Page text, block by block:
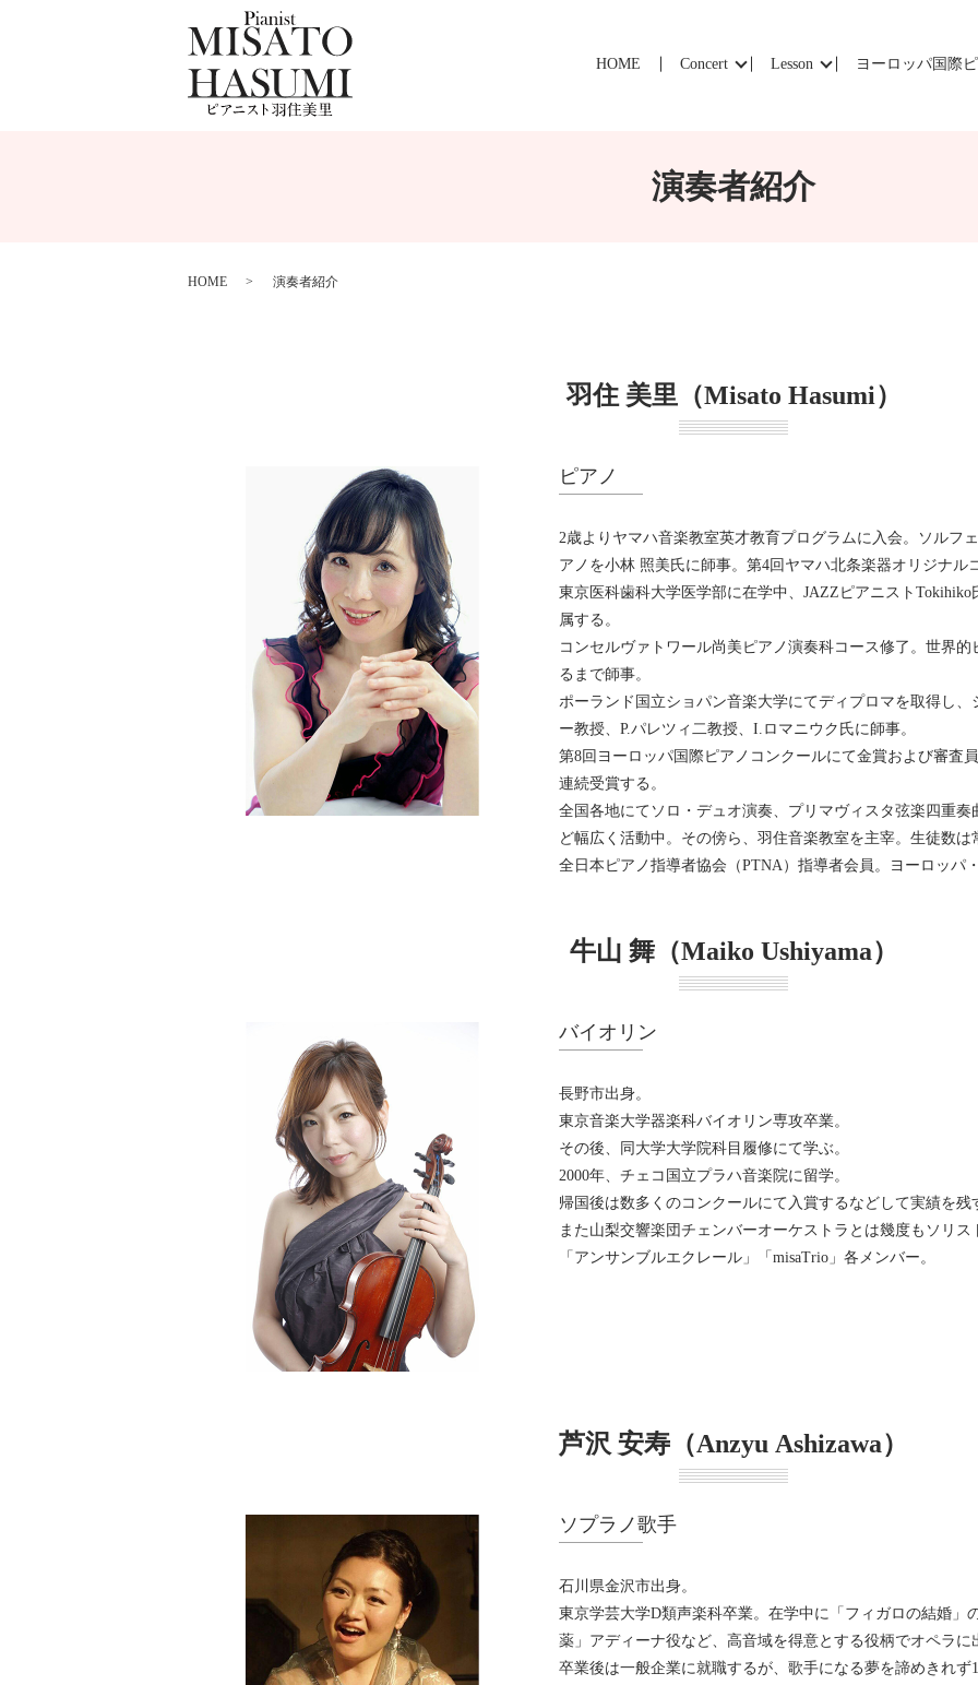
HOME Concert Lesson ヨーロッパ国際
演奏者紹介
HOME 演奏者紹介
羽住 美里（Misato Hasumi）
ピアノ
2歳よりヤマハ音楽教室英才教育プログラムに入会。ソルフ
アノを小林 照美氏に師事。第4回ヤマハ北条楽器オリジナル
東京医科歯科大学医学部に在学中、JAZZピアニストTokihiko
属する。
コンセルヴァトワール尚美ピアノ演奏科コース修了。世界
るまで師事。
ポーランド国立ショパン音楽大学にてディプロマを取得し
ー教授、P.パレツィ二教授、I.ロマニウク氏に師事。
第8回ヨーロッパ国際ピアノコンクールにて金賞および審査
連続受賞する。
全国各地にてソロ・デュオ演奏、プリマヴィスタ弦楽四重
ど幅広く活動中。その傍ら、羽住音楽教室を主宰。生徒数は
全日本ピアノ指導者協会（PTNA）指導者会員。ヨーロッパ
牛山 舞（Maiko Ushiyama）
バイオリン
長野市出身。
東京音楽大学器楽科バイオリン専攻卒業。
その後、同大学大学院科目履修にて学ぶ。
2000年、チェコ国立プラハ音楽院に留学。
帰国後は数多くのコンクールにて入賞するなどして実績を残
また山梨交響楽団チェンバーオーケストラとは幾度もソリス
「アンサンブルエクレール」「misaTrio」各メンバー。
芦沢 安寿（Anzyu Ashizawa）
ソプラノ歌手
石川県金沢市出身。
東京学芸大学D類声楽科卒業。在学中に「フィガロの結婚」
薬」アディーナ役など、高音域を得意とする役柄でオペラに
卒業後は一般企業に就職するが、歌手になる夢を諦めきれ